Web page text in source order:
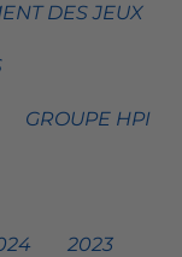
DES JEUX
GROUPE HPI
2023